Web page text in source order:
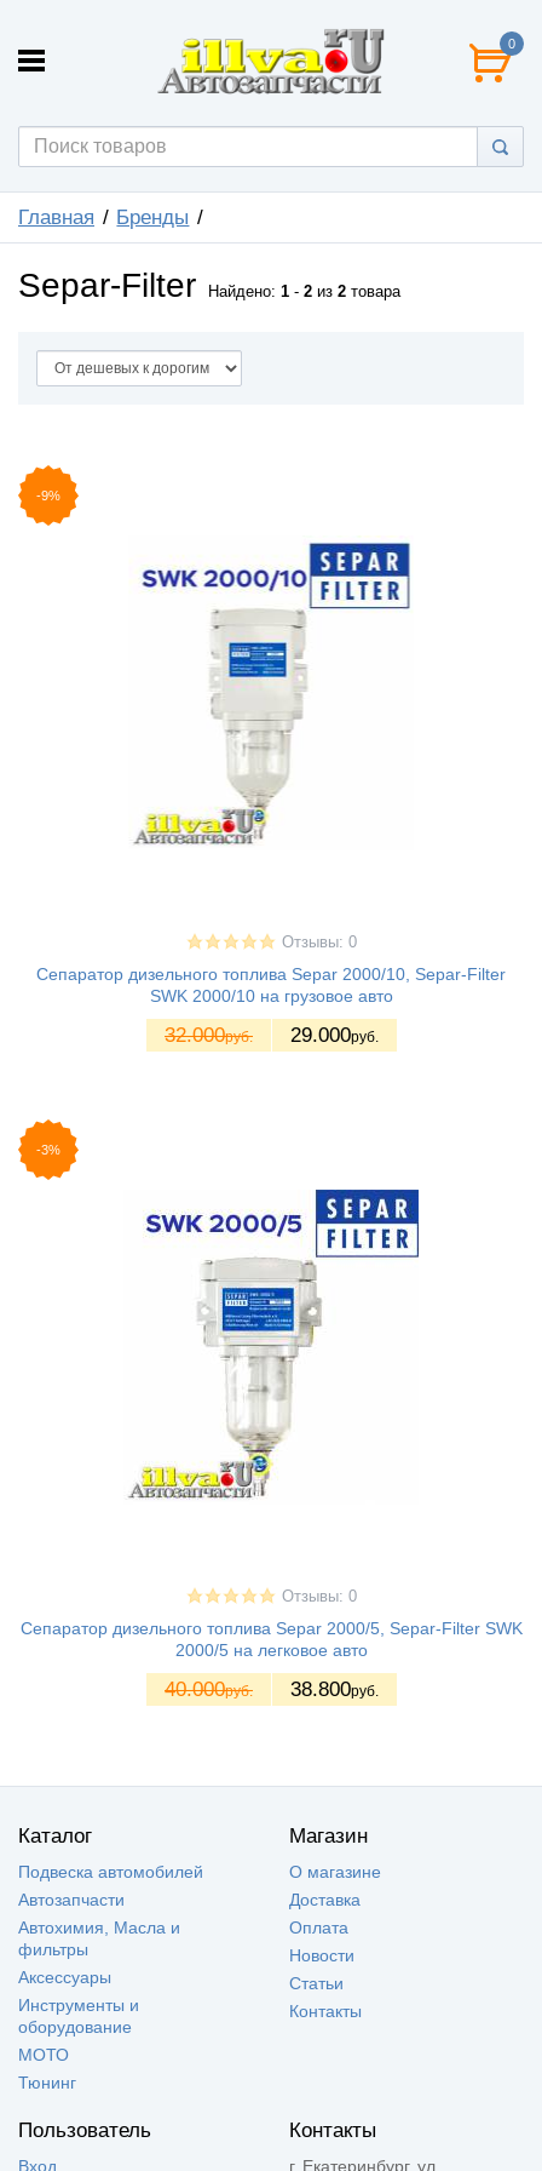
0
Главная Бренды
Separ-Filter Найдено: 1 - 2 из 2 товара
-9%
Отзывы: 0
Сепаратор дизельного топлива Separ 2000/10, Separ-Filter
SWK 2000/10 на грузовое авто
32.000руб. 29.000руб.
-3%
Отзывы: 0
Сепаратор дизельного топлива Separ 2000/5, Separ-Filter SWK
2000/5 на легковое авто
40.000руб. 38.800руб.
Каталог
Подвеска автомобилей
Автозапчасти
Автохимия, Масла и
фильтры
Аксессуары
Инструменты и
оборудование
МОТО
Тюнинг
Магазин
О магазине
Доставка
Оплата
Новости
Статьи
Контакты
Пользователь
Вход
Контакты
г. Екатеринбург, ул.